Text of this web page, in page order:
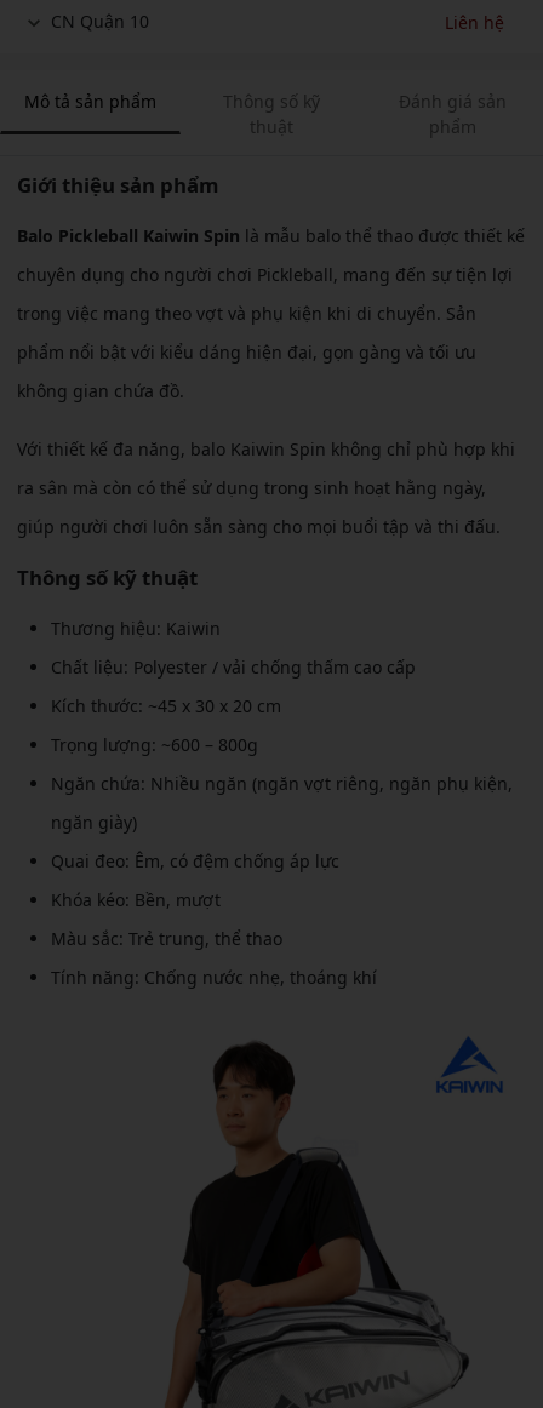
CN Quận 10 Liên hệ
Mô tả sản phẩm
Thông số kỹ
thuật
Đánh giá sản
phẩm
Giới thiệu sản phẩm
Balo Pickleball Kaiwin Spin là mẫu balo thể thao được thiết kế
chuyên dụng cho người chơi Pickleball, mang đến sự tiện lợi
trong việc mang theo vợt và phụ kiện khi di chuyển. Sản
phẩm nổi bật với kiểu dáng hiện đại, gọn gàng và tối ưu
không gian chứa đồ.
Với thiết kế đa năng, balo Kaiwin Spin không chỉ phù hợp khi
ra sân mà còn có thể sử dụng trong sinh hoạt hằng ngày,
giúp người chơi luôn sẵn sàng cho mọi buổi tập và thi đấu.
Thông số kỹ thuật
Thương hiệu: Kaiwin
Chất liệu: Polyester / vải chống thấm cao cấp
Kích thước: ~45 x 30 x 20 cm
Trọng lượng: ~600 – 800g
Ngăn chứa: Nhiều ngăn (ngăn vợt riêng, ngăn phụ kiện,
ngăn giày)
Quai đeo: Êm, có đệm chống áp lực
Khóa kéo: Bền, mượt
Màu sắc: Trẻ trung, thể thao
Tính năng: Chống nước nhẹ, thoáng khí